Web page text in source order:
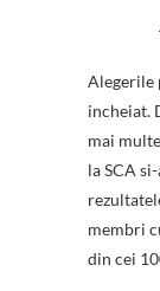
Alegerile
incheiat.
mai
la SCA
membri
din cei